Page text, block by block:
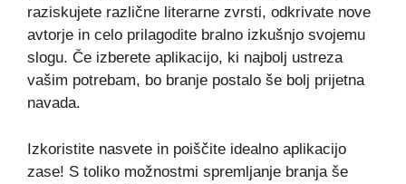
raziskujete različne literarne zvrsti, odkrivate nove
avtorje in celo prilagodite bralno izkušnjo svojemu
slogu. Če izberete aplikacijo, ki najbolj ustreza
vašim potrebam, bo branje postalo še bolj prijetna
navada.
Izkoristite nasvete in poiščite idealno aplikacijo
zase! S toliko možnostmi spremljanje branja še